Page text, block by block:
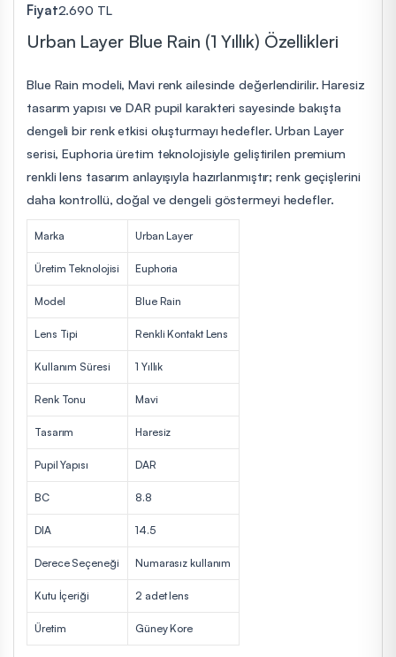
Fiyat2.690 TL
Urban Layer Blue Rain (1 Yıllık) Özellikleri
Blue Rain modeli, Mavi renk ailesinde değerlendirilir. Haresiz
tasarım yapısı ve DAR pupil karakteri sayesinde bakışta
dengeli bir renk etkisi oluşturmayı hedefler. Urban Layer
serisi, Euphoria üretim teknolojisiyle geliştirilen premium
renkli lens tasarım anlayışıyla hazırlanmıştır; renk geçişlerini
daha kontrollü, doğal ve dengeli göstermeyi hedefler.
Marka Urban Layer
Üretim Teknolojisi Euphoria
Model Blue Rain
Lens Tipi Renkli Kontakt Lens
Kullanım Süresi 1 Yıllık
Renk Tonu Mavi
Tasarım Haresiz
Pupil Yapısı DAR
BC 8.8
DIA 14.5
Derece Seçeneği Numarasız kullanım
Kutu İçeriği 2 adet lens
Üretim Güney Kore